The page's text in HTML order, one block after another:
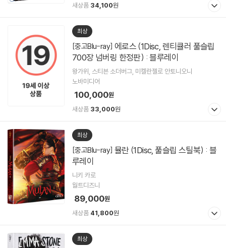
새상품 34,100원
최상
[중고Blu-ray]
700장 넘버링 한정판) : 블루레이
왕가위, 스티븐 소더버그, 미켈란젤로 안토니오니
노바미디어
100,000원
새상품 33,000원
최상
[중고Blu-ray]
루레이
니키 카로
월트디즈니
89,000원
새상품 41,800원
최상